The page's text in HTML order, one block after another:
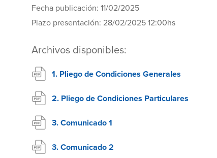
Fecha publicación: 11/02/2025
Plazo presentación: 28/02/2025 12:00hs
Archivos disponibles:
1. Pliego de Condiciones Generales
2. Pliego de Condiciones Particulares
3. Comunicado 1
3. Comunicado 2